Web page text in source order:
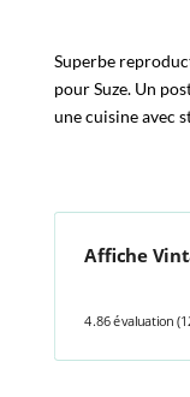
Superbe
pour Suze. Un
une cuisine avec
Affiche
4.86 évaluation